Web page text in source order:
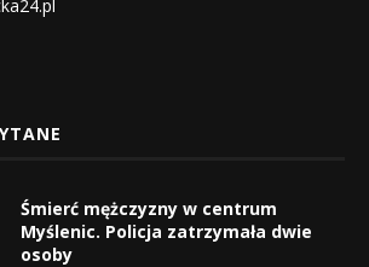
Śmierć mężczyzny w centrum
Myślenic. Policja zatrzymała dwie
osoby